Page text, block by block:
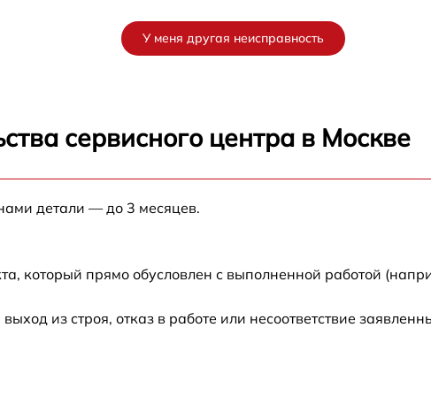
IX
от 60 мин
У меня другая неисправность
сервисного центра в Москве
детали — до 3 месяцев.
который прямо обусловлен с выполненной работой
из строя, отказ в работе или несоответствие